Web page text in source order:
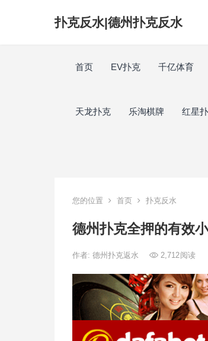
扑克反水|德州扑克反水
首页 EV扑克 千亿体育
天龙扑克 乐淘棋牌 红星
您的位置 首页 扑克反水
德州扑克全押的有效
作者: 德州扑克返水 2,712阅读